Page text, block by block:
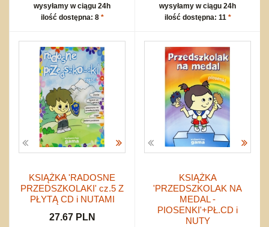
wysyłamy w ciągu 24h
ilość dostępna: 8 *
wysyłamy w ciągu 24h
ilość dostępna: 11 *
KSIĄŻKA 'RADOSNE
PRZEDSZKOLAKI' cz.5 Z
PŁYTĄ CD i NUTAMI
27.67 PLN
KSIĄŻKA
'PRZEDSZKOLAK NA
MEDAL -
PIOSENKI'+PŁ.CD i
NUTY